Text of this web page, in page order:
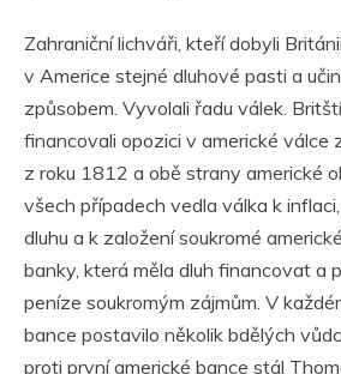
Zahraniční lichváři, kteří dobyli
v Americe stejné dluhové pasti a
způsobem. Vyvolali řadu válek.
financovali opozici v americké válce
z roku 1812 a obě strany americké
všech případech vedla válka k
dluhu a k založení soukromé
banky, která měla dluh financovat a
peníze soukromým zájmům. V
bance postavilo několik bdělých
proti první americké bance stál